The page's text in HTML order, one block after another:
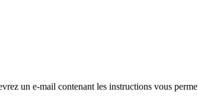
un e-mail contenant les instructions vous